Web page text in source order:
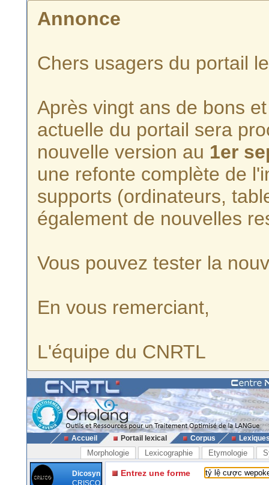
Annonce
Chers usagers du portail
Après vingt ans de bons
actuelle du portail sera
nouvelle version au 1er
une refonte complète de
supports (ordinateurs,
également de nouvelles
Vous pouvez tester la
En vous remerciant,
L'équipe du CNRTL
Accueil Portail lexical Corpus
Morphologie Lexicographie Etymologie
Dicosyn
CRISCO
Entrez une forme